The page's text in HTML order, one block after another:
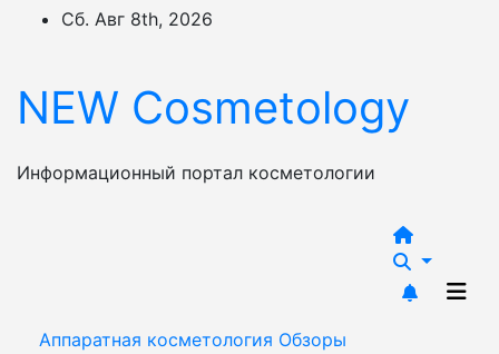
ПерейтиСб. Авг 8th, 2026
NEW Cosmetology
Информационный портал косметологии
Аппаратная косметология Обзоры